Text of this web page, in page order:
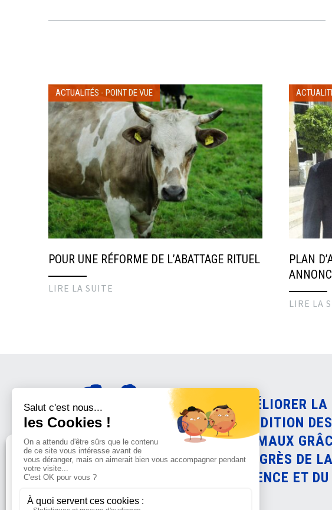
Gérer le consentement
audience et vous adresser des informations sur la LFDA lorsque
ACTUALITÉS - POINT DE VUE
POUR UNE RÉFORME DE L’ABATTAGE RITUEL
LIRE LA SUITE
PLAN
LIRE LA
AMÉLIORER LA
CONDITION DES
ANIMAUX
PROGRÈS DE LA
SCIENCE ET